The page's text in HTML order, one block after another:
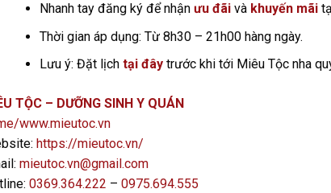
Nhanh tay đăng ký để nhận ưu đãivà khuyến mãi
Thời gian áp dụng: Từ 8h30 – 21h00 hàng ngày.
Lưu ý: Đặt lịchtại đâytrước khi tới Miêu Tộc nha
TỘC – DƯỠNG SINH Y QUÁN
www.mieutoc.vn
https://mieutoc.vn/
mieutoc.vn@gmail.com
0369.364.222 – 0975.694.555